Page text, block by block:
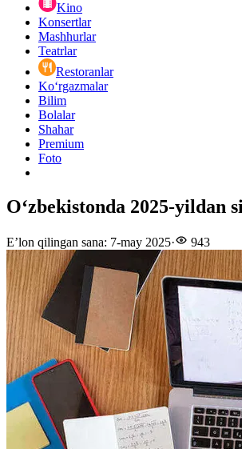
Kino
Konsertlar
Mashhurlar
Teatrlar
Restoranlar
Ko‘rgazmalar
Bilim
Bolalar
Shahar
Premium
Foto
O‘zbekistonda 2025-yildan
E’lon qilingan sana: 7-may 2025· 943